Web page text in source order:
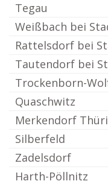
Tegau
Weißbach bei
Rattelsdorf bei
Tautendorf bei
Trockenborn-
Quaschwitz
Merkendorf
Silberfeld
Zadelsdorf
Harth-Pöllnitz